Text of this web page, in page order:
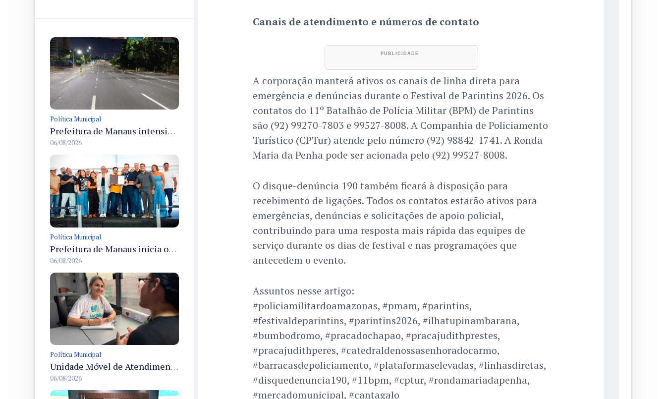
Política Municipal
Prefeitura de Manaus intensifica sinalização viária em diversos bairros para organizar o trânsito e reduzir sinistros
06/08/2026
Política Municipal
Prefeitura de Manaus inicia obras para criar a primeira Rua Gastronômica de Manaus na Ferreira Pena
06/08/2026
Política Municipal
Unidade Móvel de Atendimento à Mulher leva serviços a condomínio em Manaus durante Agosto Lilás
06/08/2026
Canais de atendimento e números de contato
A corporação manterá ativos os canais de linha direta para
emergência e denúncias durante o Festival de Parintins 2026. Os
contatos do 11º Batalhão de Polícia Militar (BPM) de Parintins
são (92) 99270-7803 e 99527-8008. A Companhia de Policiamento
Turístico (CPTur) atende pelo número (92) 98842-1741. A Ronda
Maria da Penha pode ser acionada pelo (92) 99527-8008.
O disque-denúncia 190 também ficará à disposição para
recebimento de ligações. Todos os contatos estarão ativos para
emergências, denúncias e solicitações de apoio policial,
contribuindo para uma resposta mais rápida das equipes de
serviço durante os dias de festival e nas programações que
antecedem o evento.
Assuntos nesse artigo:
#policiamilitardoamazonas, #pmam, #parintins,
#festivaldeparintins, #parintins2026, #ilhatupinambarana,
#bumbodromo, #pracadochapao, #pracajudithprestes,
#pracajudithperes, #catedraldenossasenhoradocarmo,
#barracasdepoliciamento, #plataformaselevadas, #linhasdiretas,
#disquedenuncia190, #11bpm, #cptur, #rondamariadapenha,
#mercadomunicipal, #cantagalo